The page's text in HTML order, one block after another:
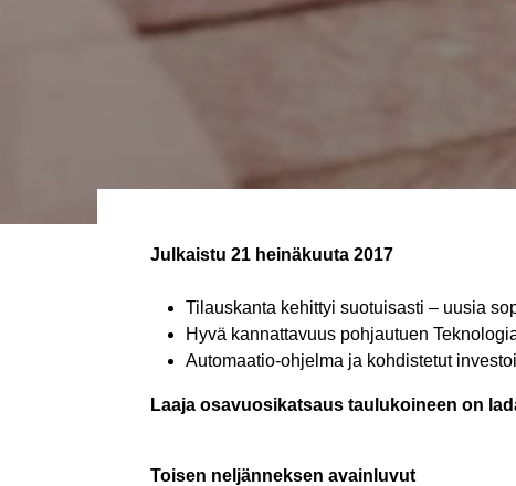
Julkaistu 21 heinäkuuta 2017
Tilauskanta kehittyi suotuisasti – uusia
Hyvä kannattavuus pohjautuen
Automaatio-ohjelma ja kohdistetut
Laaja osavuosikatsaus taulukoineen on
Toisen neljänneksen avainluvut